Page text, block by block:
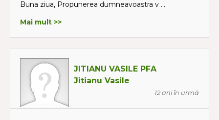
Buna ziua, Propunerea dumneavoastra v ...
Mai mult >>
JITIANU VASILE PFA
Jitianu Vasile
12 ani în urmă